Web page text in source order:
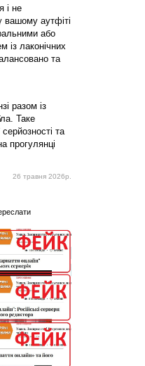
і не
вашому аутфіті
або
із лаконічних
та
разом із
Таке
та
прогулянці
26 травня 2026р.